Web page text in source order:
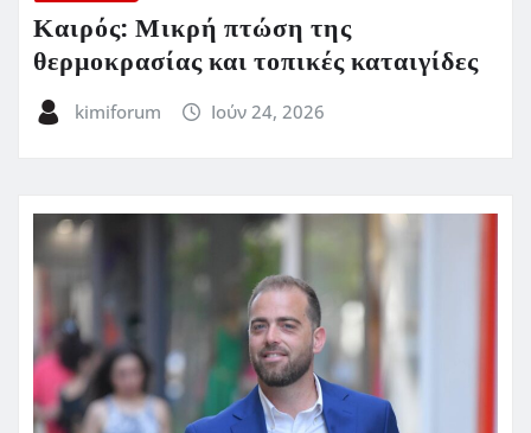
Καιρός: Μικρή πτώση της
θερμοκρασίας και τοπικές καταιγίδες
kimiforum Ιούν 24, 2026